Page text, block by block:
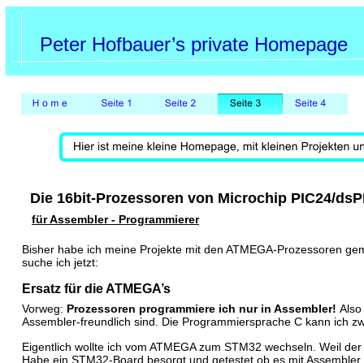
Peter Hofbauer’s private Homepage
Die 16bit-Prozessoren von Microchip PIC24/
Bisher habe ich meine Projekte mit den ATMEGA-Prozessoren
suche ich jetzt:
Ersatz für die ATMEGA’s
Vorweg: Prozessoren programmiere ich nur in Assembler!
Assembler-freundlich sind. Die Programmiersprache C kann ich
Eigentlich wollte ich vom ATMEGA zum STM32 wechseln. Weil
Habe ein STM32-Board besorgt und getestet ob es mit
für Assembler - Programmierer